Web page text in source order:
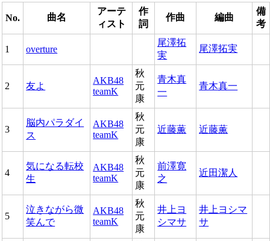
No. 曲名
アーテ
ィスト
作
詞
作曲 編曲
備
考
1 overture
尾澤拓
実
尾澤拓実
2 友よ
AKB48
teamK
秋
元
康
青木真
一
青木真一
3
脳内パラダイ
ス
AKB48
teamK
秋
元
康
近藤薫 近藤薫
4
気になる転校
生
AKB48
teamK
秋
元
康
前澤寛
之
近田潔人
5
泣きながら微
笑んで
AKB48
teamK
秋
元
康
井上ヨ
シマサ
井上ヨシマ
サ